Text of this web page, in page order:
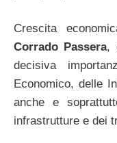
Crescita
Corrado Passera,
decisiva
Economico, delle
anche e
infrastrutture e dei